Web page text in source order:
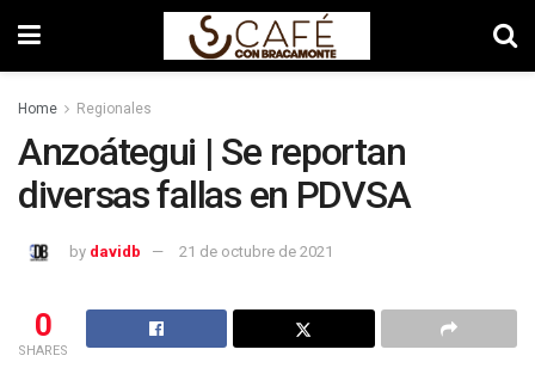
Home Regionales
Anzoátegui | Se reportan
diversas fallas en PDVSA
by davidb 21 de octubre de 2021
0
SHARES